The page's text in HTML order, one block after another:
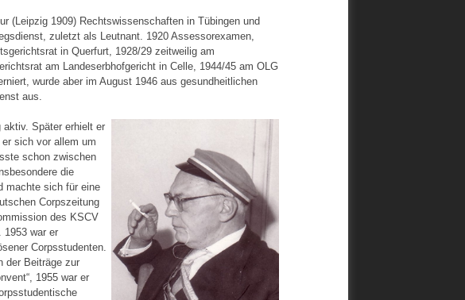
(Leipzig 1909) Rechtswissenschaften in Tübingen und
zuletzt als Leutnant. 1920 Assessorexamen,
in Querfurt, 1928/29 zeitweilig am
am Landeserbhofgericht in Celle, 1944/45 am OLG
wurde aber im August 1946 aus gesundheitlichen
aus.
aktiv. Später erhielt er
sich vor allem um
schon zwischen
die
machte sich für eine
Corpszeitung
des KSCV
1953 war er
Corpsstudenten.
der Beiträge zur
1955 war er